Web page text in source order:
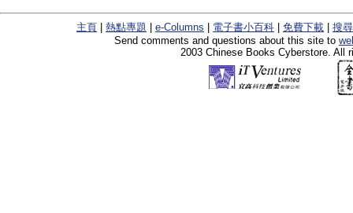
主頁 熱點專題 e-Columns 電子書小百科 免費下載
搜
Send comments and questions about this site to
2003 Chinese Books Cyberstore. All